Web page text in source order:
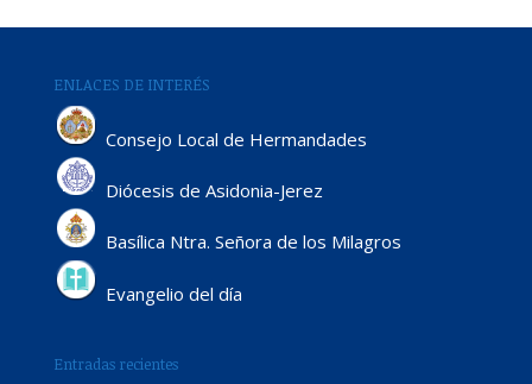
ENLACES DE INTERÉS
Consejo Local de Hermandades
Diócesis de Asidonia-Jerez
Basílica Ntra. Señora de los Milagros
Evangelio del día
Entradas recientes